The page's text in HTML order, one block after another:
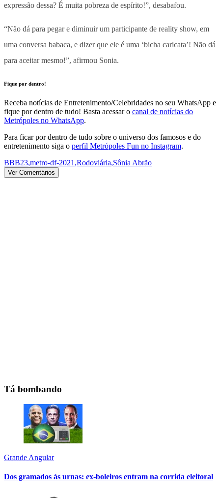
expressão dessa? É muita pobreza de espírito!”, desabafou.
“Não dá para pegar e diminuir um participante de reality show, em
uma conversa babaca, e dizer que ele é uma ‘bicha caricata’! Não dá
para aceitar mesmo!”, afirmou Sonia.
Fique por dentro!
Receba notícias de Entretenimento/Celebridades no seu WhatsApp e
fique por dentro de tudo! Basta acessar o canal de notícias do
Metrópoles no WhatsApp.
Para ficar por dentro de tudo sobre o universo dos famosos e do
entretenimento siga o perfil Metrópoles Fun no Instagram.
BBB23,metro-df-2021,Rodoviária,Sônia Abrão
Ver Comentários
Tá bombando
Grande Angular
Dos gramados às urnas: ex-boleiros entram na corrida eleitoral